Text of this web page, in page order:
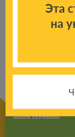
К
Эта
на